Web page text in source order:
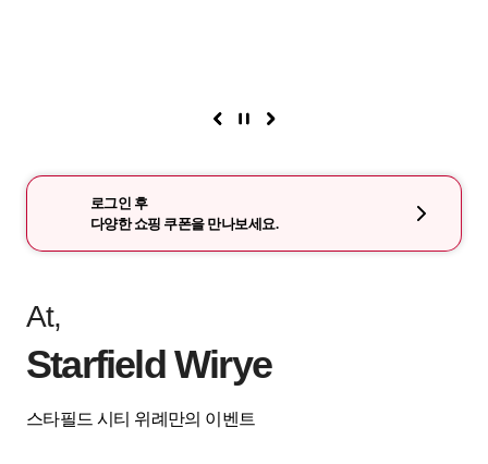
로그인 후
다양한 쇼핑 쿠폰을 만나보세요.
At,
Starfield Wirye
스타필드 시티 위례만의 이벤트